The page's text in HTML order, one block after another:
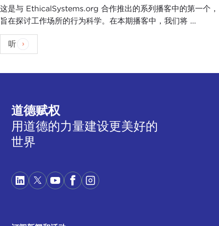
这是与 EthicalSystems.org 合作推出的系列播客中的第一个，
旨在探讨工作场所的行为科学。在本期播客中，我们将 ...
听
道德赋权
用道德的力量建设更美好的
世界